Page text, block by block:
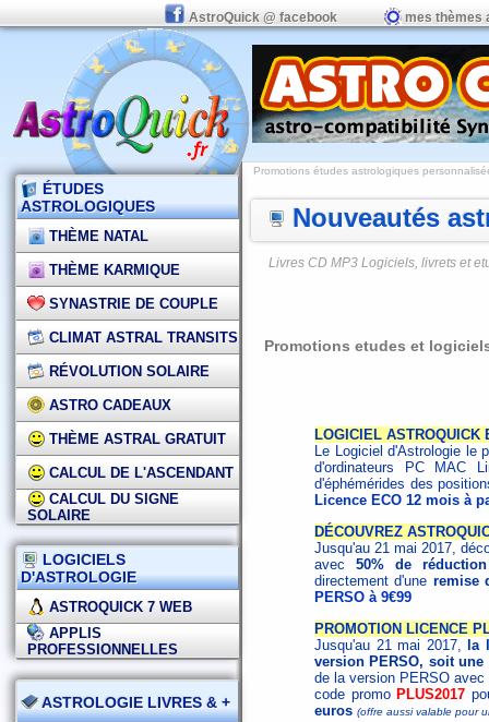
AstroQuick @ facebook mes thèmes
ÉTUDES
ASTROLOGIQUES
THÈME NATAL
THÈME KARMIQUE
SYNASTRIE DE COUPLE
CLIMAT ASTRAL TRANSITS
RÉVOLUTION SOLAIRE
ASTRO CADEAUX
THÈME ASTRAL GRATUIT
CALCUL DE L'ASCENDANT
CALCUL DU SIGNE
SOLAIRE
LOGICIELS
D'ASTROLOGIE
ASTROQUICK 7 WEB
APPLIS
PROFESSIONNELLES
ASTROLOGIE LIVRES & +
Promotions études astrologiques
Nouveautés
Livres CD MP3 Logiciels, livrets et
Promotions etudes et
LOGICIEL ASTROQUICK
Le Logiciel d'Astrologie le
d'ordinateurs PC MAC
d'éphémérides des
Licence ECO 12 mois à
DÉCOUVREZ
Jusqu'au 21 mai 2017,
avec50% de réduction
directement d'une remise
PERSO à 9€99
PROMOTION LICENCE
Jusqu'au 21 mai 2017,
la
version PERSO, soit
de la version PERSO
code promo PLUS2017
euros (offre aussi valable pour